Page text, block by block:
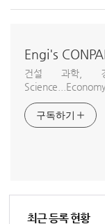
Engi's
건설 과학,
구독하기
최근 등록 현황